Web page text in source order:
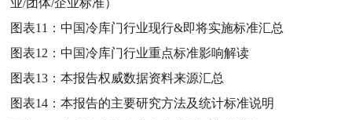
图表11：中国冷库门行业现行&即将实施标准汇总
图表12：中国冷库门行业重点标准影响解读
图表13：本报告权威数据资料来源汇总
图表14：本报告的主要研究方法及统计标准说明